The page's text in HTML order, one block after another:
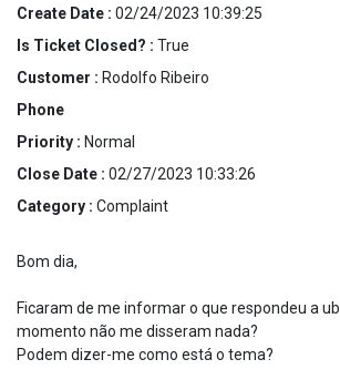
Create Date : 02/24/2023 10:39:25
Is Ticket Closed? : True
Customer : Rodolfo Ribeiro
Phone
Priority : Normal
Close Date : 02/27/2023 10:33:26
Category : Complaint
Bom dia,
Ficaram de me informar o que respondeu a
momento não me disseram nada?
Podem dizer-me como está o tema?